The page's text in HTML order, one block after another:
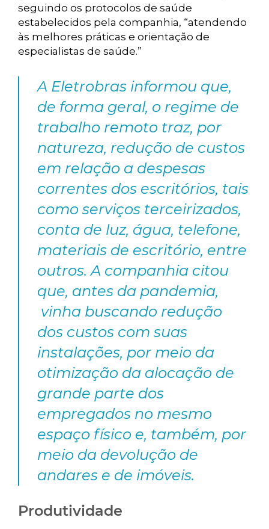
seguindo os protocolos de saúde
estabelecidos pela companhia, “atendendo
às melhores práticas e orientação de
especialistas de saúde.”
A Eletrobras informou que,
de forma geral, o regime de
trabalho remoto traz, por
natureza, redução de custos
em relação a despesas
correntes dos escritórios, tais
como serviços terceirizados,
conta de luz, água, telefone,
materiais de escritório, entre
outros. A companhia citou
que, antes da pandemia,
vinha buscando redução
dos custos com suas
instalações, por meio da
otimização da alocação de
grande parte dos
empregados no mesmo
espaço físico e, também, por
meio da devolução de
andares e de imóveis.
Produtividade